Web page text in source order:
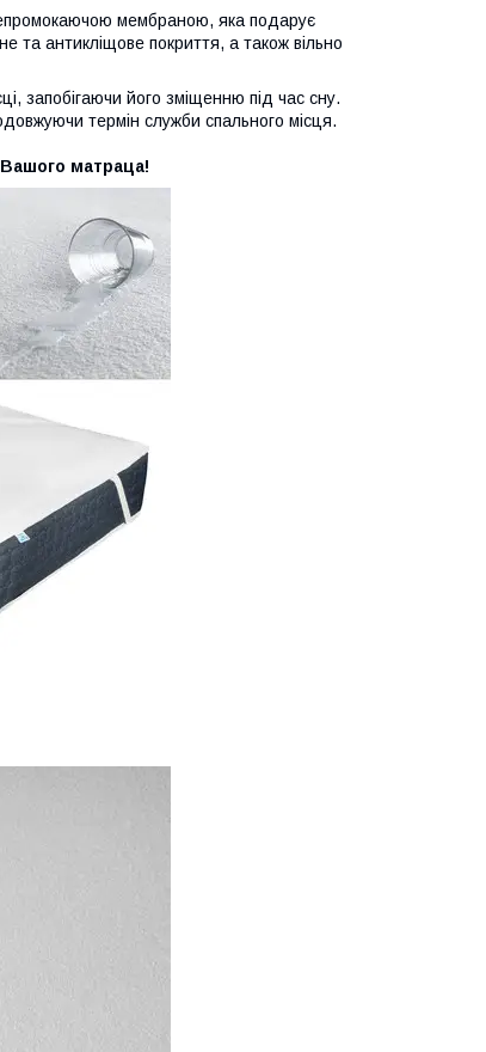
мембраною, яка подарує
та антикліщове покриття, а також вільно
запобігаючи його зміщенню під час сну.
термін служби спального місця.
матраца!